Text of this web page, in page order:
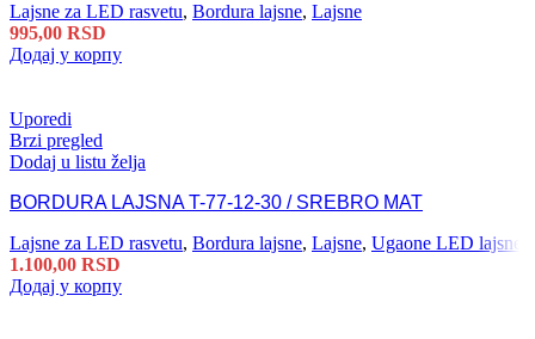
Lajsne za LED rasvetu, Bordura lajsne, Lajsne
995,00 RSD
Додај у корпу
Uporedi
Brzi pregled
Dodaj u listu želja
BORDURA LAJSNA T-77-12-30 / SREBRO MAT
Lajsne za LED rasvetu, Bordura lajsne, Lajsne, Ugaone LED lajsne
1.100,00 RSD
Додај у корпу